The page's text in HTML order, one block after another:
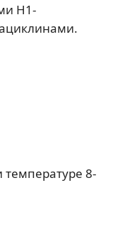
Н1-
8-